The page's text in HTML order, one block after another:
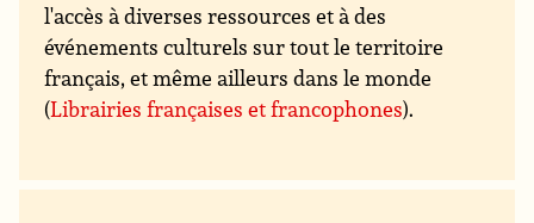
l'accès à diverses ressources et à des
événements culturels sur tout le territoire
français, et même ailleurs dans le monde
(Librairies françaises et francophones).